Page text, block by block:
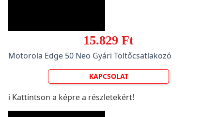
15.829 Ft
Motorola Edge 50 Neo Gyári Töltőcsatlakozó
KAPCSOLAT
ℹ️ Kattintson a képre a részletekért!